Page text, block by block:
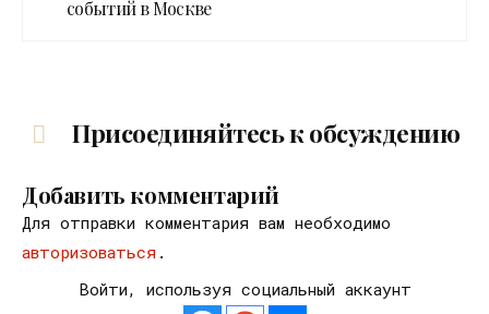
событий в Москве
Присоединяйтесь к обсуждению
Добавить комментарий
Для отправки комментария вам необходимо
авторизоваться .
Войти, используя социальный аккаунт